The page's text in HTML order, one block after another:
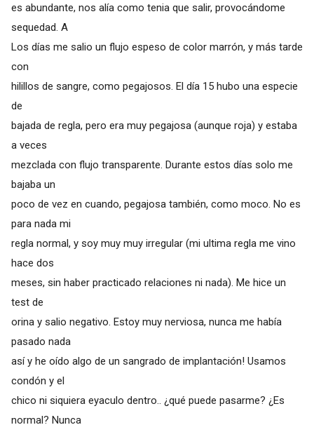
es abundante, nos alía como tenia que salir, provocándome
sequedad. A
Los días me salio un flujo espeso de color marrón, y más tarde
con
hilillos de sangre, como pegajosos. El día 15 hubo una especie
de
bajada de regla, pero era muy pegajosa (aunque roja) y estaba
a veces
mezclada con flujo transparente. Durante estos días solo me
bajaba un
poco de vez en cuando, pegajosa también, como moco. No es
para nada mi
regla normal, y soy muy muy irregular (mi ultima regla me vino
hace dos
meses, sin haber practicado relaciones ni nada). Me hice un
test de
orina y salio negativo. Estoy muy nerviosa, nunca me había
pasado nada
así y he oído algo de un sangrado de implantación! Usamos
condón y el
chico ni siquiera eyaculo dentro.. ¿qué puede pasarme? ¿Es
normal? Nunca